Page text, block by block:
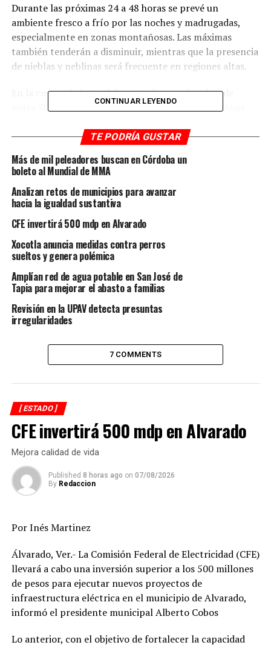
Durante las próximas 24 a 48 horas se prevé un
ambiente fresco a frío por las noches y madrugadas,
especialmente en zonas montañosas. Las máximas
también tenderán a disminuir, mientras que la presencia
de nieblas y neblinas será frecuente en regiones altas.
En la costa, el viento del norte alcanzará rachas de
entre 90 y 105 kilómetros por hora, generando oleaje
severas se esperan entre la tarde y la noche de este
De acuerdo con el pronóstico del Sistema de Alerta
Temprana, la probabilidad de lluvias y tormentas
eléctricas aumentará a lo largo del día, aunque
disminuirá gradualmente hacia mañana.
Las autoridades mantienen activa la Alerta Gris en fase
de Acción, e instan a la población a tomar precauciones
por los efectos del viento, el descenso térmico y el
oleaje.
Hacia el fin de semana, se prevé una mejora en las
estable y menos lluvioso en gran parte del estado.
DESPUÉS
Advierten nuevo frente frío para Veracruz
ANTES
Emiten Alerta Gris por llegada del Frente Frío 11
CONTINUAR LEYENDO
TE PODRÍA GUSTAR
Más de mil peleadores buscan en Córdoba un
boleto al Mundial de MMA
Analizan retos de municipios para avanzar
hacia la igualdad sustantiva
CFE invertirá 500 mdp en Alvarado
Xocotla anuncia medidas contra perros
sueltos y genera polémica
Amplían red de agua potable en San José de
Tapia para mejorar el abasto a familias
Revisión en la UPAV detecta presuntas
irregularidades
7 COMMENTS
[ ESTADO ]
CFE invertirá 500 mdp en Alvarado
Mejora calidad de vida
Published 8 horas ago on 07/08/2026
By Redaccion
Por Inés Martinez
Álvarado, Ver.- La Comisión Federal de Electricidad (CFE)
llevará a cabo una inversión superior a los 500 millones
de pesos para ejecutar nuevos proyectos de
infraestructura eléctrica en el municipio de Alvarado,
informó el presidente municipal Alberto Cobos
Lo anterior, con el objetivo de fortalecer la capacidad